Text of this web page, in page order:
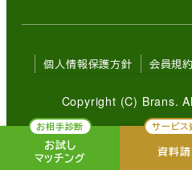
Copyright (C) Brans.
個人情報保護方針 会員規約
お相手診断
お試し
マッチング
サービス
資料